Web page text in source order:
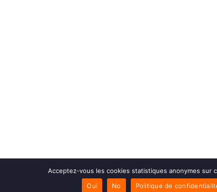
Acceptez-vous les cookies statistiques anonymes sur
Oui
No Politique de